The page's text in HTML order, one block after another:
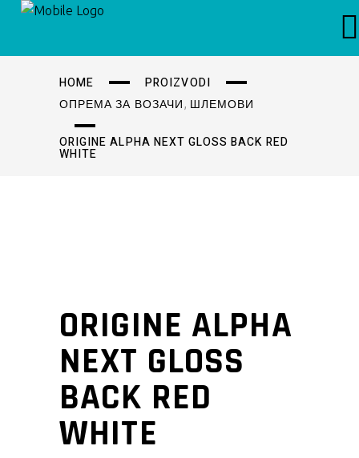
HOME
PROIZVODI
ОПРЕМА ЗА ВОЗАЧИ , ШЛЕМОВИ
ORIGINE ALPHA NEXT GLOSS BACK RED
WHITE
ORIGINE ALPHA
NEXT GLOSS
BACK RED
WHITE